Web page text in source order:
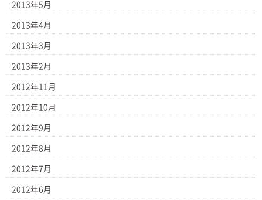
2013年5月
2013年4月
2013年3月
2013年2月
2012年11月
2012年10月
2012年9月
2012年8月
2012年7月
2012年6月